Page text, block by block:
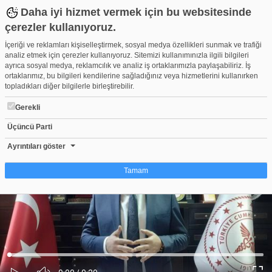
Daha iyi hizmet vermek için bu websitesinde
çerezler kullanıyoruz.
İçeriği ve reklamları kişiselleştirmek, sosyal medya özellikleri sunmak ve trafiği
analiz etmek için çerezler kullanıyoruz. Sitemizi kullanımınızla ilgili bilgileri
ayrıca sosyal medya, reklamcılık ve analiz iş ortaklarımızla paylaşabiliriz. İş
ortaklarımız, bu bilgileri kendilerine sağladığınız veya hizmetlerini kullanırken
topladıkları diğer bilgilerle birleştirebilir.
Gerekli
Üçüncü Parti
Ayrıntıları göster
Tamam
Çerez nedir?
Çerezler, web-sitelerinin, kullanıcıların deneyimlerini daha verimli hale getirmek
amacıyla kullandığı küçük metin dosyalarıdır. Yasalara göre, bu sitenin
işletilmesi için kesinlikle gerekli olan çerezleri cihazınıza yerleştirebiliyoruz.
Diğer çerez türleri için sizden izin almamız gerekiyor. Bu site farklı çerez türleri
kullanmaktadır. Bazı çerezler, sayfalarımızda yer alan üçüncü şahıs hizmetleri
tarafından yerleştirilir. İzniniz şu alanlar için geçerlidir: web.tv
Ses
Yüklendi:
0%
Yükleniyor:
Bakan Koca'nın Kovid-19 aşılamasında başlattığı kampanyaya